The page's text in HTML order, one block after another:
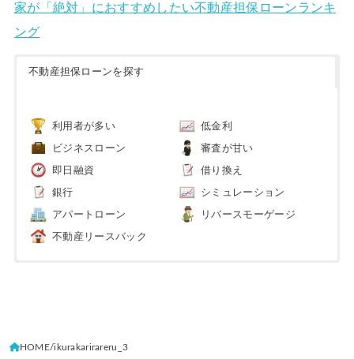
家が「絶対」におすすめしたい不動産担保ローンランキ
ング
不動産担保ローンを探す
利用者が多い 低金利
ビジネスローン 審査が甘い
即日融資 借り換え
銀行 シミュレーション
アパートローン リバースモーゲージ
不動産リースバック
HOME ikurakarirareru_3